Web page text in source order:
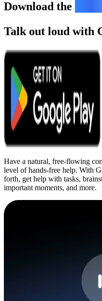
Download the
Talk out loud with
Have a natural, free-flowing
level of hands-free help. With
forth, get help with tasks,
important moments, and more.